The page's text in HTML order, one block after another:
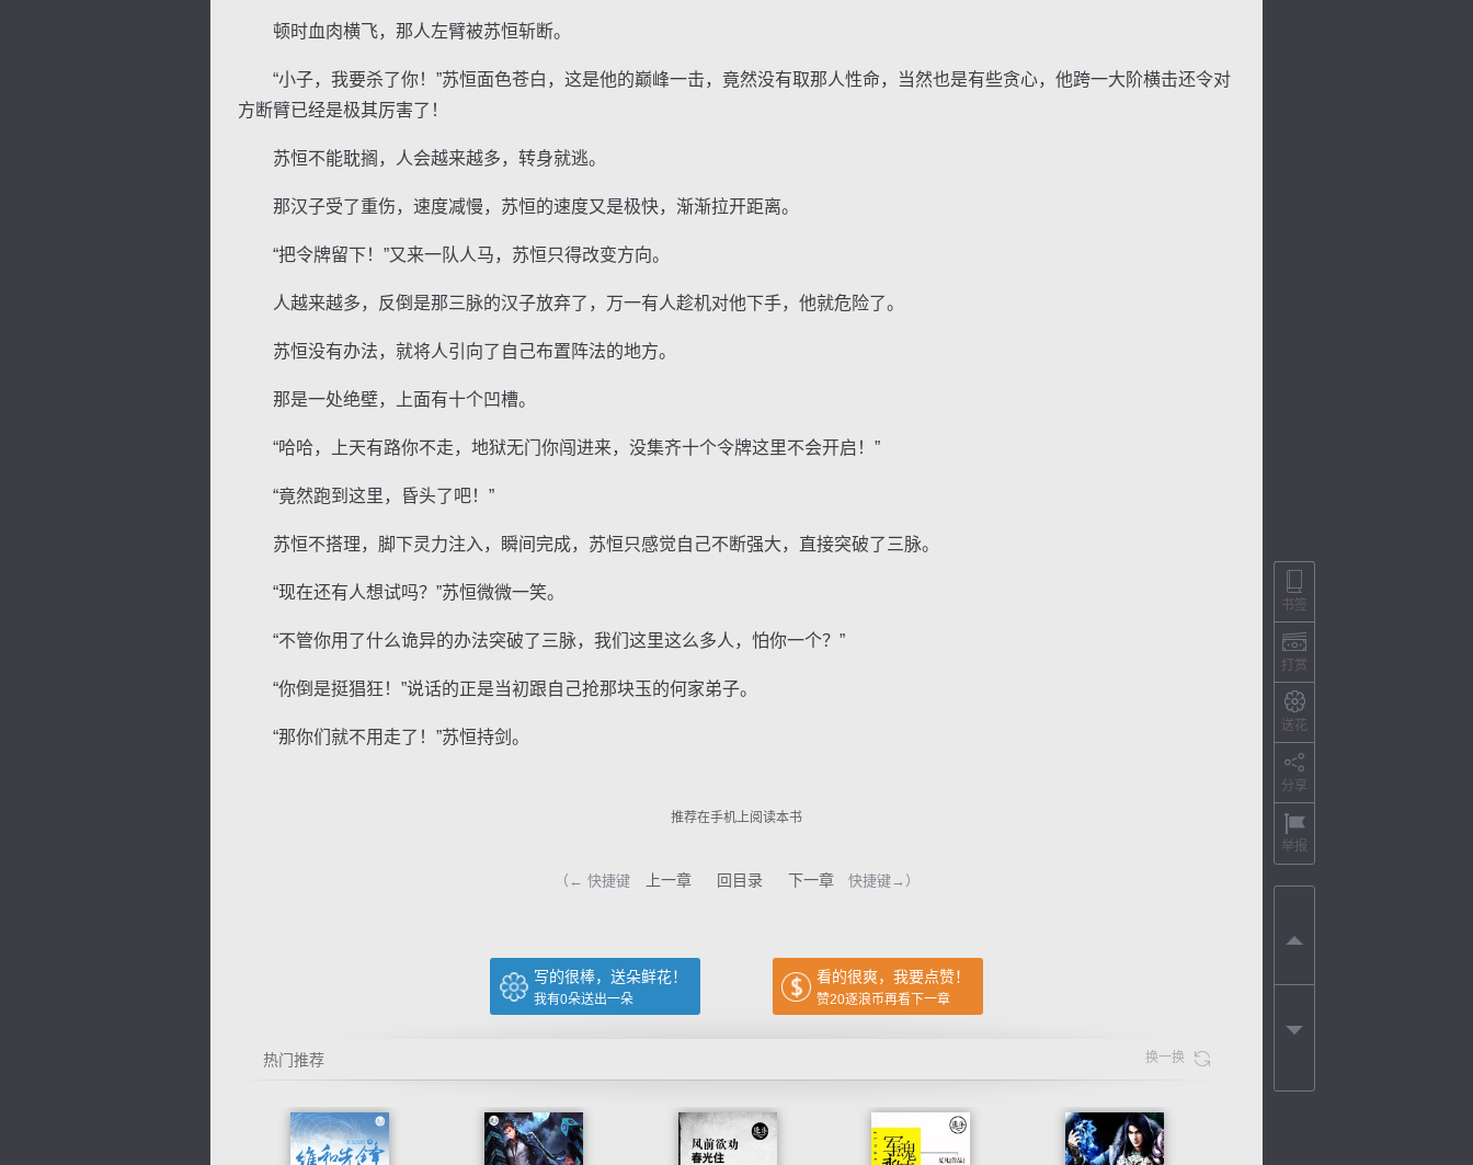
顿时血肉横飞，那人左臂被苏恒斩断。
“小子，我要杀了你！”苏恒面色苍白，这是他的巅峰一击，竟然没有取那人性命，当然也是有些贪心，他跨一大阶横击还令对
方断臂已经是极其厉害了！
苏恒不能耽搁，人会越来越多，转身就逃。
那汉子受了重伤，速度减慢，苏恒的速度又是极快，渐渐拉开距离。
“把令牌留下！”又来一队人马，苏恒只得改变方向。
人越来越多，反倒是那三脉的汉子放弃了，万一有人趁机对他下手，他就危险了。
苏恒没有办法，就将人引向了自己布置阵法的地方。
那是一处绝壁，上面有十个凹槽。
“哈哈，上天有路你不走，地狱无门你闯进来，没集齐十个令牌这里不会开启！”
“竟然跑到这里，昏头了吧！”
苏恒不搭理，脚下灵力注入，瞬间完成，苏恒只感觉自己不断强大，直接突破了三脉。
“现在还有人想试吗？”苏恒微微一笑。
“不管你用了什么诡异的办法突破了三脉，我们这里这么多人，怕你一个？”
“你倒是挺猖狂！”说话的正是当初跟自己抢那块玉的何家弟子。
“那你们就不用走了！”苏恒持剑。
推荐在手机上阅读本书
（← 快捷键 上一章 回目录 下一章 快捷键→）
写的很棒，送朵鲜花！
我有0朵送出一朵
看的很爽，我要点赞！
赞20逐浪币再看下一章
热门推荐 换一换
书签
打赏
送花
分享
举报